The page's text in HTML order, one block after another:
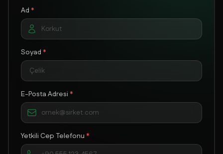
Ad *
Soyad *
E-Posta Adresi *
Yetkili Cep Telefonu *